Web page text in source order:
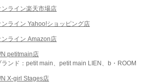
ライン楽天市場店
ライン Yahoo!ショッピング店
ライン Amazon店
petitmain店
ンド：petit main、petit main LIEN、b・ROOM
X-girl Stages店